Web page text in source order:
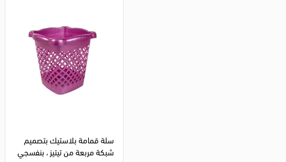
سلة قمامة بلاستيك بتصميم
شبكة مربعة من تيتيز ، بنفسجي